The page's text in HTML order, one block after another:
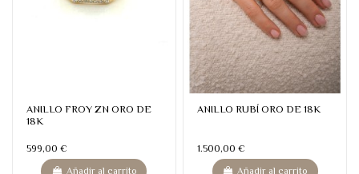
ANILLO FROY ZN ORO DE
18K
599,00 €
Añadir al carrito
ANILLO RUBÍ ORO DE 18K
1.500,00 €
Añadir al carrito